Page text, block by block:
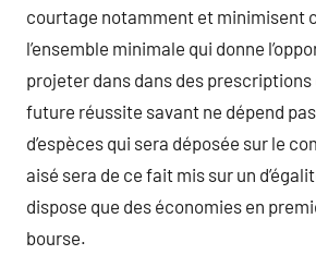
courtage notamment et minimisent
l’ensemble minimale qui donne
projeter dans dans des
future réussite savant ne dépend
d’espèces qui sera déposée sur le
aisé sera de ce fait mis sur un
dispose que des économies en
bourse.